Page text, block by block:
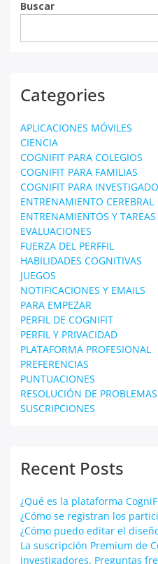
Buscar
Categories
APLICACIONES MÓVILES
CIENCIA
COGNIFIT PARA COLEGIOS
COGNIFIT PARA FAMILIAS
COGNIFIT PARA
ENTRENAMIENTO CEREBRAL
ENTRENAMIENTOS Y TAREAS
EVALUACIONES
FUERZA DEL PERFFIL
HABILIDADES COGNITIVAS
JUEGOS
NOTIFICACIONES Y EMAILS
PARA EMPEZAR
PERFIL DE COGNIFIT
PERFIL Y PRIVACIDAD
PLATAFORMA PROFESIONAL
PREFERENCIAS
PUNTUACIONES
RESOLUCIÓN DE PROBLEMAS
SUSCRIPCIONES
Recent Posts
¿Qué es la plataforma
¿Cómo se registran los
¿Cómo puedo editar el
La suscripción Premium de
investigadores. Preguntas